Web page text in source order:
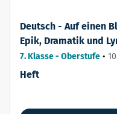
Deutsch - Auf einen
Epik, Dramatik und
7. Klasse - Oberstufe •
Heft